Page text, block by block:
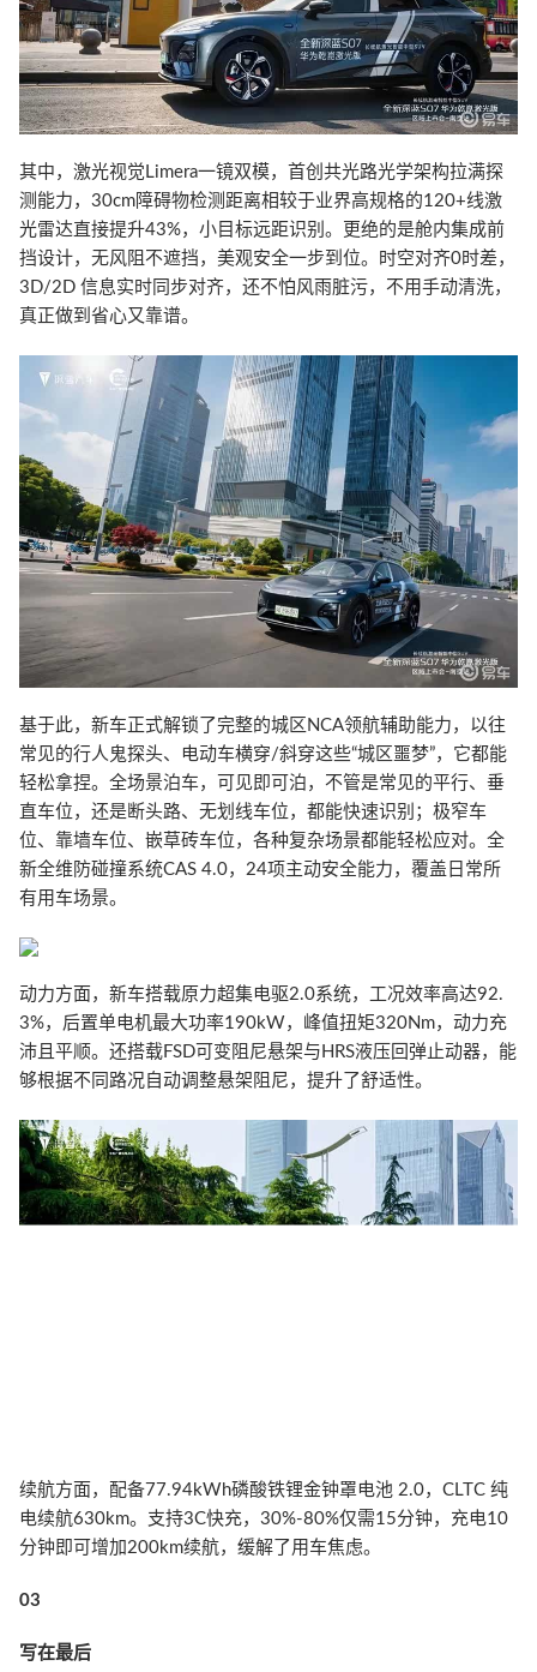
其中，激光视觉Limera一镜双模，首创共光路光学架构拉满探
测能力，30cm障碍物检测距离相较于业界高规格的120+线激
光雷达直接提升43%，小目标远距识别。更绝的是舱内集成前
挡设计，无风阻不遮挡，美观安全一步到位。时空对齐0时差，
3D/2D 信息实时同步对齐，还不怕风雨脏污，不用手动清洗，
真正做到省心又靠谱。
基于此，新车正式解锁了完整的城区NCA领航辅助能力，以往
常见的行人鬼探头、电动车横穿/斜穿这些“城区噩梦”，它都能
轻松拿捏。全场景泊车，可见即可泊，不管是常见的平行、垂
直车位，还是断头路、无划线车位，都能快速识别；极窄车
位、靠墙车位、嵌草砖车位，各种复杂场景都能轻松应对。全
新全维防碰撞系统CAS 4.0，24项主动安全能力，覆盖日常所
有用车场景。
动力方面，新车搭载原力超集电驱2.0系统，工况效率高达92.
3%，后置单电机最大功率190kW，峰值扭矩320Nm，动力充
沛且平顺。还搭载FSD可变阻尼悬架与HRS液压回弹止动器，能
够根据不同路况自动调整悬架阻尼，提升了舒适性。
续航方面，配备77.94kWh磷酸铁锂金钟罩电池 2.0，CLTC 纯
电续航630km。支持3C快充，30%-80%仅需15分钟，充电10
分钟即可增加200km续航，缓解了用车焦虑。
03
写在最后